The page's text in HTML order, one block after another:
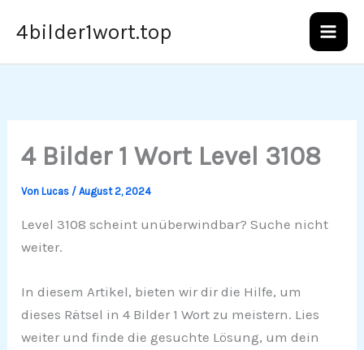
Inhalt
4bilder1wort.top
4 Bilder 1 Wort Level 3108
VonLucas /August 2, 2024
Level 3108 scheint unüberwindbar? Suche nicht
weiter.
In diesem Artikel, bieten wir dir die Hilfe, um
dieses Rätsel in 4 Bilder 1 Wort zu meistern. Lies
weiter und finde die gesuchte Lösung, um dein